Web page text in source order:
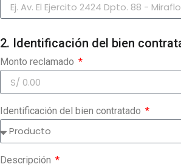
Dirección
2. Identificación del bien
Monto reclamado
Identificación del bien contratado